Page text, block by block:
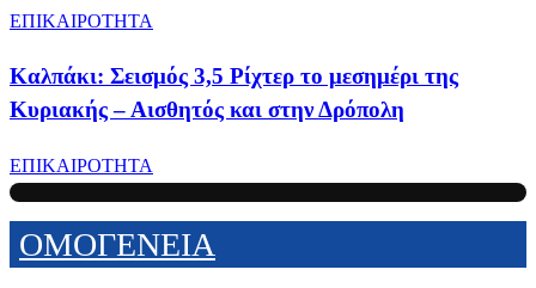
ΕΠΙΚΑΙΡΟΤΗΤΑ
Καλπάκι: Σεισμός 3,5 Ρίχτερ το μεσημέρι της
Κυριακής – Αισθητός και στην Δρόπολη
ΕΠΙΚΑΙΡΟΤΗΤΑ
ΟΜΟΓΕΝΕΙΑ